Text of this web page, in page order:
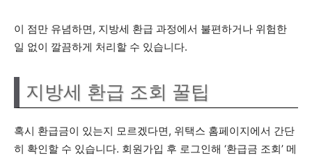
이 점만 유념하면, 지방세 환급 과정에서 불편하거나 위험한
일 없이 깔끔하게 처리할 수 있습니다.
지방세 환급 조회 꿀팁
혹시 환급금이 있는지 모르겠다면, 위택스 홈페이지에서 간단
히 확인할 수 있습니다. 회원가입 후 로그인해 ‘환급금 조회’ 메